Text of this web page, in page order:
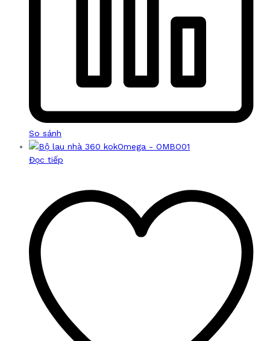
So sánh
Đọc tiếp